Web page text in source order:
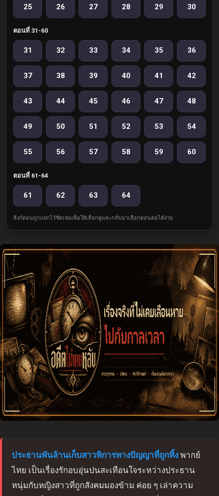
25 26 27 28 29 30
ตอนที่ 31-60
31 32 33 34 35 36
37 38 39 40 41 42
43 44 45 46 47 48
49 50 51 52 53 54
55 56 57 58 59 60
ตอนที่ 61-64
61 62 63 64
ลิงก์ตอนถูกแยกไว้ชัดเจนเพื่อให้เลือกดูและกลับมาเลือกตอนต่อได้ง่าย
ประธานพันล้านเก็บสาวพิการทางปัญญาที่ถูกทิ้ง พากย์
ไทย เป็นเรื่องรักอบอุ่นปนสะเทือนใจระหว่างประธาน
หนุ่มกับหญิงสาวที่ถูกสังคมมองข้าม ค่อย ๆ เล่าความ